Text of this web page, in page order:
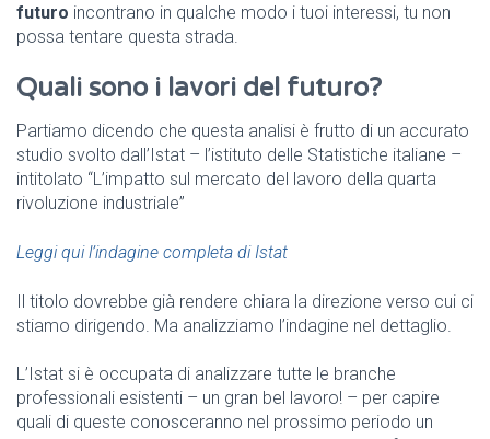
futuro incontrano in qualche modo i tuoi interessi, tu non
possa tentare questa strada.
Quali sono i lavori del futuro?
Partiamo dicendo che questa analisi è frutto di un accurato
studio svolto dall’Istat – l’istituto delle Statistiche italiane –
intitolato “L’impatto sul mercato del lavoro della quarta
rivoluzione industriale”
Leggi qui l’indagine completa di Istat
Il titolo dovrebbe già rendere chiara la direzione verso cui ci
stiamo dirigendo. Ma analizziamo l’indagine nel dettaglio.
L’Istat si è occupata di analizzare tutte le branche
professionali esistenti – un gran bel lavoro! – per capire
quali di queste conosceranno nel prossimo periodo un